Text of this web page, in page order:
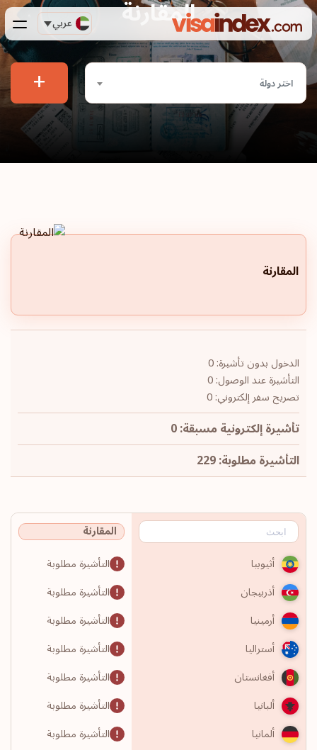
عربي المقارنة
اختر دولة +
المقارنة
الدخول بدون تأشيرة: 0
التأشيرة عند الوصول: 0
تصريح سفر إلكتروني: 0
تأشيرة إلكترونية مسبقة: 0
التأشيرة مطلوبة: 229
المقارنة
أثيوبيا
التأشيرة مطلوبة
أذربيجان
التأشيرة مطلوبة
أرمينيا
التأشيرة مطلوبة
أستراليا
التأشيرة مطلوبة
أفغانستان
التأشيرة مطلوبة
ألبانيا
التأشيرة مطلوبة
ألمانيا
التأشيرة مطلوبة